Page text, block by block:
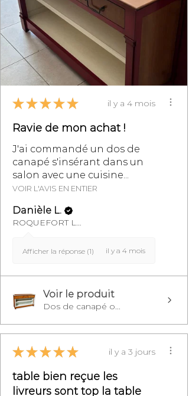
★ ★ ★ ★ ★ il y a 4 mois
Ravie de mon achat !
J'ai commandé un dos de
canapé s'insérant dans un
salon avec une cuisine...
VOIR L'AVIS EN ENTIER
Danièle L.
ROQUEFORT LES PINS, FR-PAC
Afficher la réponse (1) il y a 4 mois
Voir le produit
Dos de canapé o...
★ ★ ★ ★ ★ il y a 3 jours
table bien reçue les
livreurs sont top la table